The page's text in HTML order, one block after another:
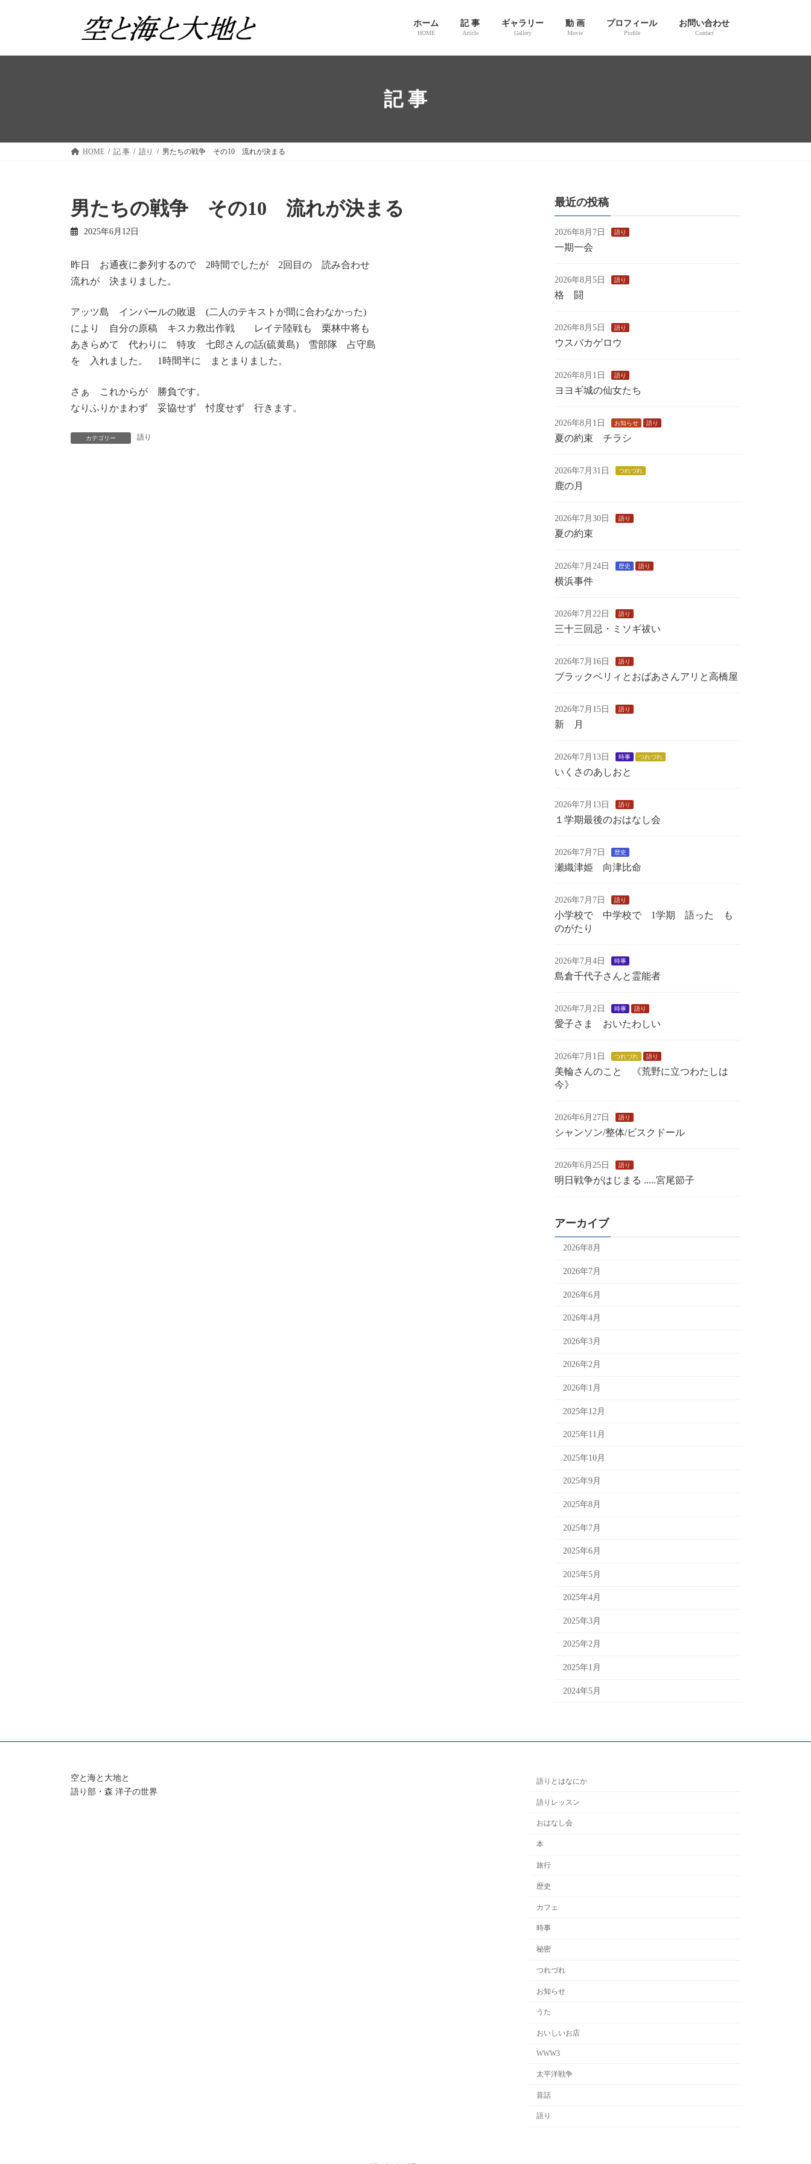
ツ
シ
ホーム
HOME
記 事
Article
ギャラリー
Gallery
動 画
Movie
プロフィール
Profile
お問い合わせ
Contact
記 事
HOME 記 事 語り 男たちの戦争 その10 流れが決まる
男たちの戦争 その10 流れが決まる
2025年6月12日
昨日 お通夜に参列するので 2時間でしたが 2回目の 読み合わせ
流れが 決まりました。
アッツ島 インパールの敗退 (二人のテキストが間に合わなかった)
により 自分の原稿 キスカ救出作戦 レイテ陸戦も 栗林中将も
あきらめて 代わりに 特攻 七郎さんの話(硫黄島) 雪部隊 占守島
を 入れました。 1時間半に まとまりました。
さぁ これからが 勝負です。
なりふりかまわず 妥協せず 忖度せず 行きます。
カテゴリー 語り
最近の投稿
2026年8月7日 語り
一期一会
2026年8月5日 語り
格 闘
2026年8月5日 語り
ウスバカゲロウ
2026年8月1日 語り
ヨヨギ城の仙女たち
2026年8月1日 お知らせ 語り
夏の約束 チラシ
2026年7月31日 つれづれ
鹿の月
2026年7月30日 語り
夏の約束
2026年7月24日 歴史 語り
横浜事件
2026年7月22日 語り
三十三回忌・ミソギ祓い
2026年7月16日 語り
ブラックベリィとおばあさんアリと高橋屋
2026年7月15日 語り
新 月
2026年7月13日 時事 つれづれ
いくさのあしおと
2026年7月13日 語り
１学期最後のおはなし会
2026年7月7日 歴史
瀬織津姫 向津比命
2026年7月7日 語り
小学校で 中学校で 1学期 語った も
のがたり
2026年7月4日 時事
島倉千代子さんと霊能者
2026年7月2日 時事 語り
愛子さま おいたわしい
2026年7月1日 つれづれ 語り
美輪さんのこと 《荒野に立つわたしは
今》
2026年6月27日 語り
シャンソン/整体/ビスクドール
2026年6月25日 語り
明日戦争がはじまる .....宮尾節子
アーカイブ
2026年8月
2026年7月
2026年6月
2026年4月
2026年3月
2026年2月
2026年1月
2025年12月
2025年11月
2025年10月
2025年9月
2025年8月
2025年7月
2025年6月
2025年5月
2025年4月
2025年3月
2025年2月
2025年1月
2024年5月
空と海と大地と
語り部・森 洋子の世界
語りとはなにか
語りレッスン
おはなし会
本
旅行
歴史
カフェ
時事
秘密
つれづれ
お知らせ
うた
おいしいお店
WWW3
太平洋戦争
昔話
語り